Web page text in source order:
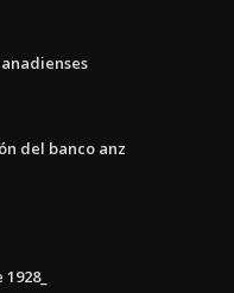
del banco anz